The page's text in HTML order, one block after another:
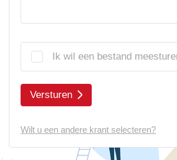
Ik wil een bestand
Versturen
Wilt u een andere krant selecteren?